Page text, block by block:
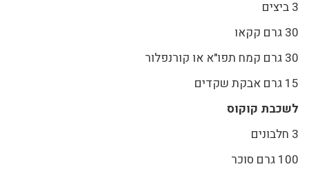
3 ביצים
30 גרם קקאו
30 גרם קמח תפו"א או קורנפלור
15 גרם אבקת שקדים
לשכבת קוקוס
3 חלבונים
100 גרם סוכר